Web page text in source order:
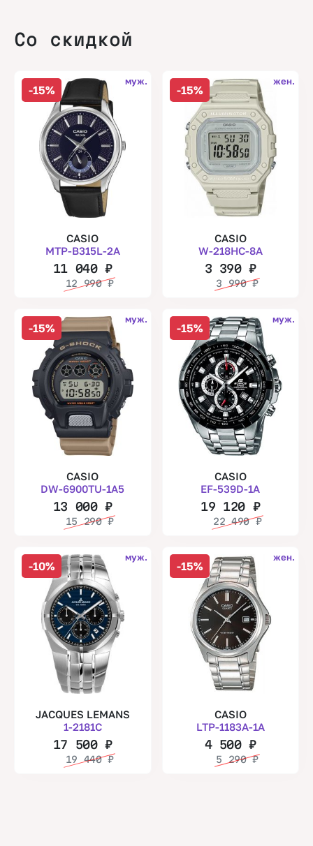
Со скидкой
-15%
муж.
CASIO
MTP-B315L-2A
11 040₽
12 990₽
-15%
жен.
CASIO
W-218HC-8A
3 390₽
3 990₽
-15%
муж.
CASIO
DW-6900TU-1A5
13 000₽
15 290₽
-15%
муж.
CASIO
EF-539D-1A
19 120 ₽
22 490₽
-10%
муж.
JACQUES LEMANS
1-2181C
17 500₽
19 440₽
-15%
жен.
CASIO
LTP-1183A-1A
4 500₽
5 290₽